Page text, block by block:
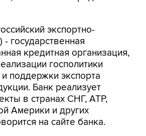
экспортно-
государственная
кредитная организация,
госполитики
поддержки экспорта
Банк реализует
в странах СНГ, АТР,
Америки и других
на сайте банка.